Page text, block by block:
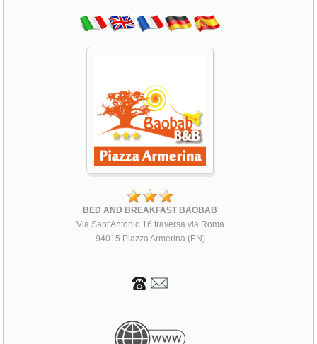
BED AND BREAKFAST BAOBAB
Via Sant'Antonio 16 traversa via Roma
94015 Piazza Armerina (EN)